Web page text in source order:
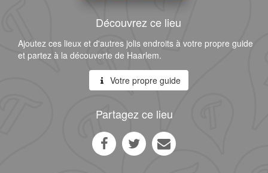
Découvrez ce lieu
Ajoutez ces lieux et d'autres jolis endroits à votre propre guide
et partez à la découverte de Haarlem.
Votre propre guide
Partagez ce lieu